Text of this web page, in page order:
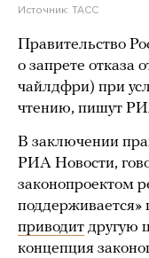
Источник: ТАСС
Правительство
о запрете отказа
чайлдфри) при
чтению, пишут
В заключении
РИА Новости,
законопроектом
приводит другую
концепция